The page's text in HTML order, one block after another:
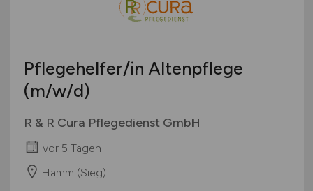
Pflegehelfer/in Altenpflege
(m/w/d)
R & R Cura Pflegedienst GmbH
vor 5 Tagen
Hamm (Sieg)